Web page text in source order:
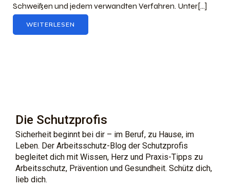
Schweißen und jedem verwandten Verfahren. Unter[…]
WEITERLESEN
Die Schutzprofis
Sicherheit beginnt bei dir – im Beruf, zu Hause, im
Leben. Der Arbeitsschutz-Blog der Schutzprofis
begleitet dich mit Wissen, Herz und Praxis-Tipps zu
Arbeitsschutz, Prävention und Gesundheit. Schütz dich,
lieb dich.